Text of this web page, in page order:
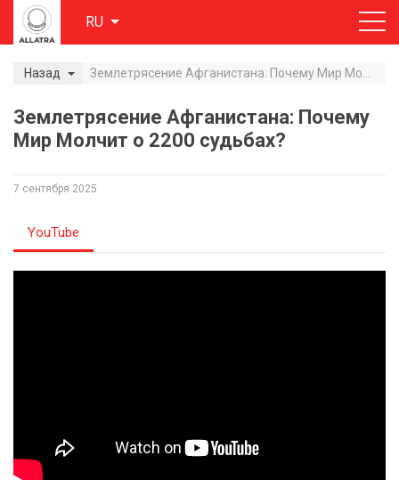
RU
Назад
Землетрясение Афганистана: Почему
Мир Молчит о 2200 судьбах?
7 сентября 2025
YouTube